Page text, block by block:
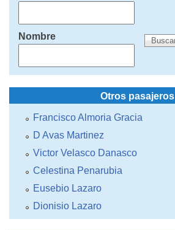
Nombre
Otros pasajeros
Francisco Almoria Gracia
D Avas Martinez
Victor Velasco Danasco
Celestina Penarubia
Eusebio Lazaro
Dionisio Lazaro